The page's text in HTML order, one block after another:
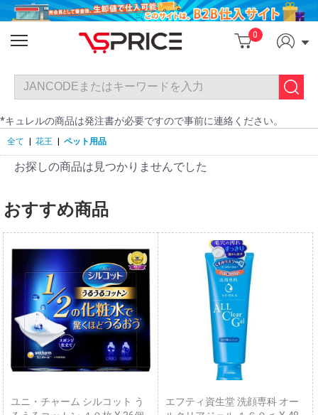
0
*キュレルの商品は発注書が必要ですので事前に連絡ください。
全て | 花王 | ペット用品
お探しの商品は見つかりませんでした
おすすめ商品
ユニ・チャーム シルコット う
エフティ資生堂 洗顔専科 オー